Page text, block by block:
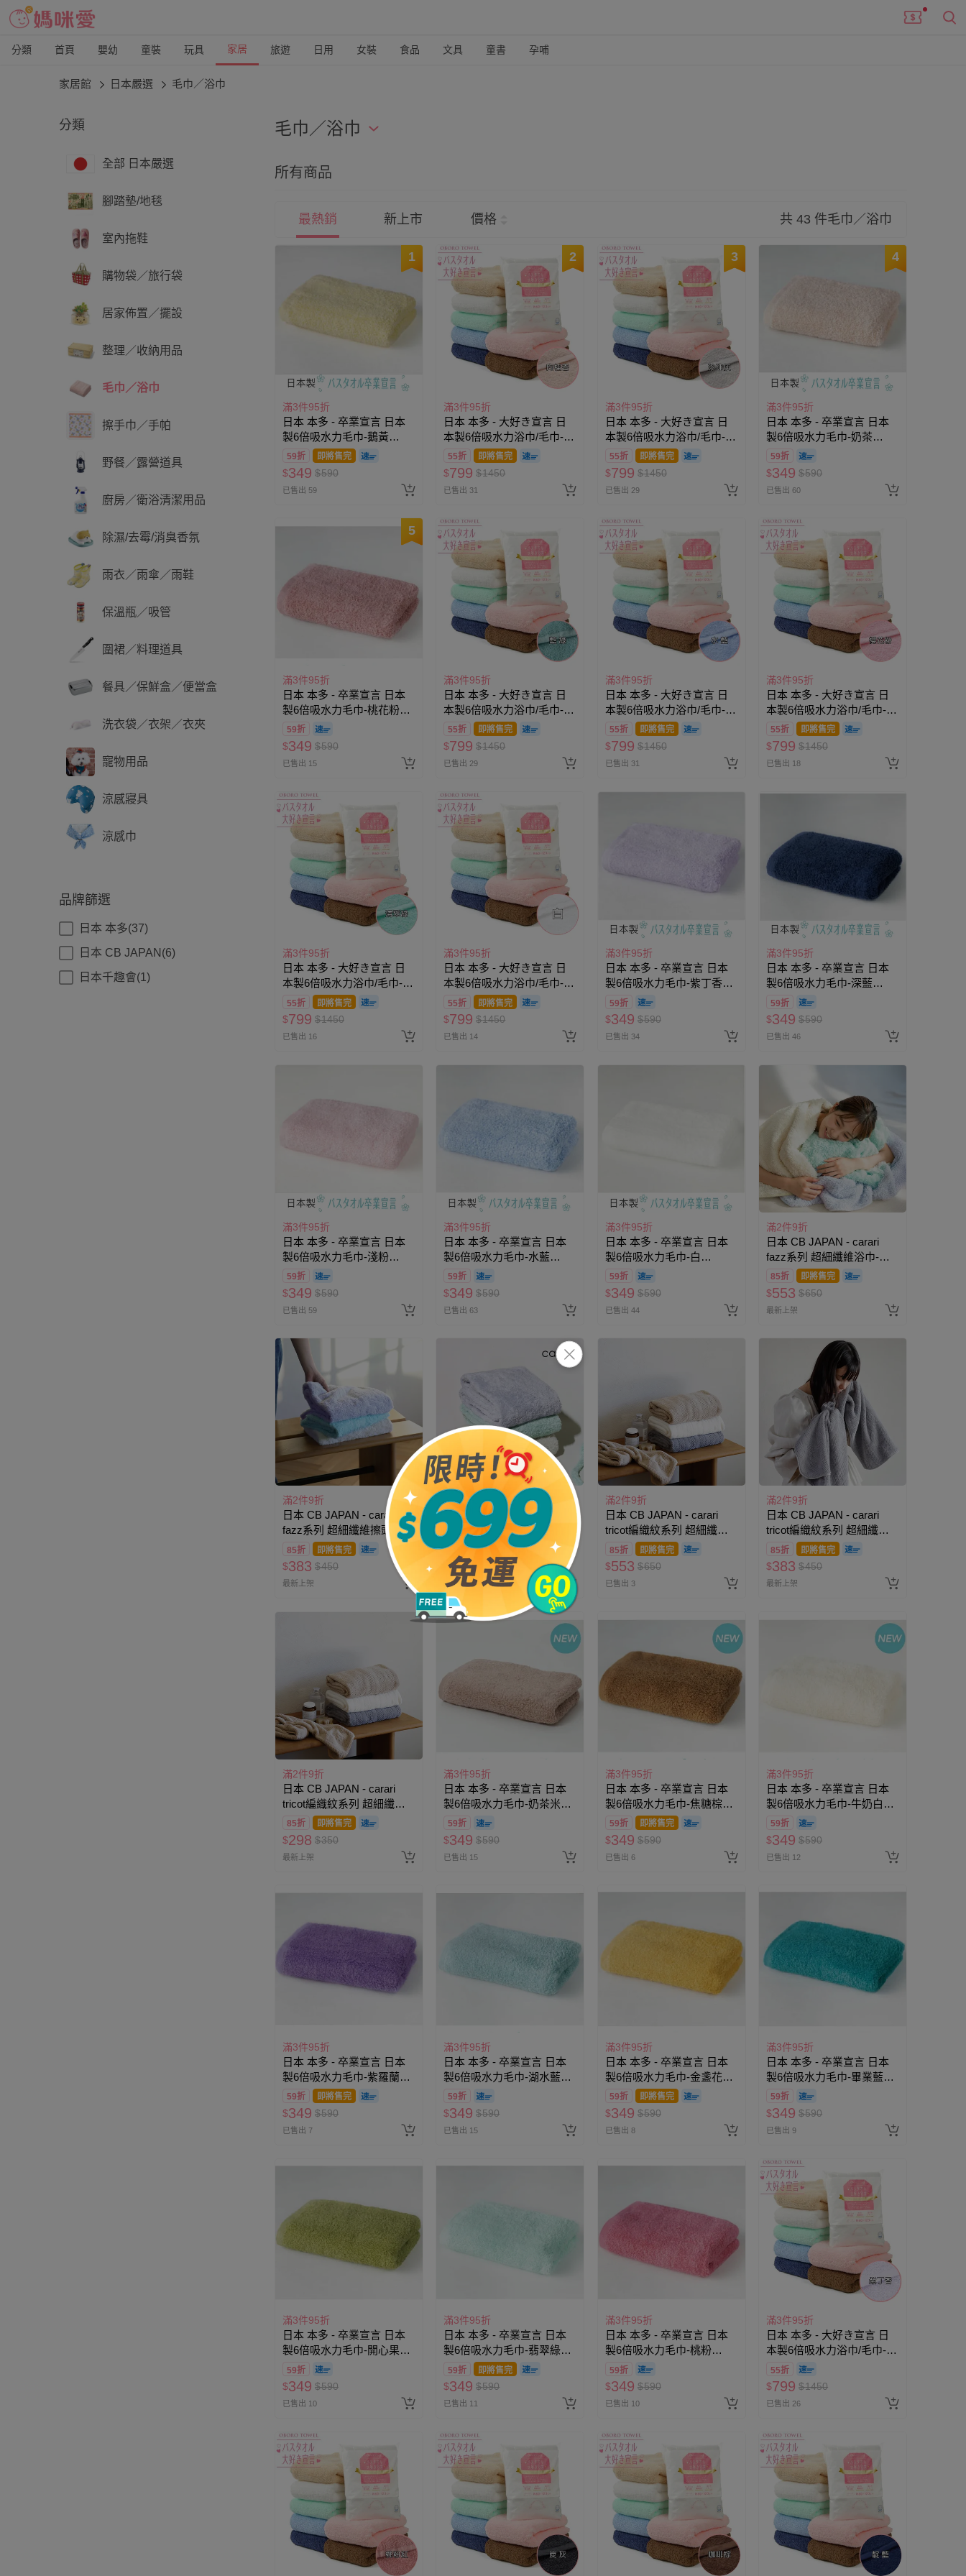
分類 首頁 嬰幼 童裝 玩具 家居 旅遊 日用 女裝 食品 文具 童書 孕哺
家居館 日本嚴選 毛巾／浴巾
分類
全部 日本嚴選
腳踏墊/地毯
室內拖鞋
購物袋／旅行袋
居家佈置／擺設
整理／收納用品
毛巾／浴巾
擦手巾／手帕
野餐／露營道具
廚房／衛浴清潔用品
除濕/去霉/消臭香氛
雨衣／雨傘／雨鞋
保溫瓶／吸管
圍裙／料理道具
餐具／保鮮盒／便當盒
洗衣袋／衣架／衣夾
寵物用品
涼感寢具
涼感巾
品牌篩選
日本 本多(37)
日本 CB JAPAN(6)
日本千趣會(1)
毛巾／浴巾
用過日本毛巾的媽咪都知道，吸水性好親膚性佳！其中今治認證、大阪泉州、奈良等地出品的織品，更可以說是日本紡
織業的集大成，也是品質保證！這邊幫媽咪整理出毛巾、浴巾，天天給家人最棒的呵護！
所有商品
最熱銷 新上市 價格 共 43 件毛巾／浴巾
1
滿3件95折
日本 本多 - 卒業宣言 日本
製6倍吸水力毛巾-鵝黃
(33×100cm)
59折 即將售完
$349 $590
已售出 59
2
滿3件95折
日本 本多 - 大好き宣言 日
本製6倍吸水力浴巾/毛巾-肉
桂杏 (60×120cm)
55折 即將售完
$799 $1450
已售出 31
3
滿3件95折
日本 本多 - 大好き宣言 日
本製6倍吸水力浴巾/毛巾-珍
珠灰 (60×120cm)
55折 即將售完
$799 $1450
已售出 29
4
滿3件95折
日本 本多 - 卒業宣言 日本
製6倍吸水力毛巾-奶茶
(33×100cm)
59折
$349 $590
已售出 60
5
滿3件95折
日本 本多 - 卒業宣言 日本
製6倍吸水力毛巾-桃花粉
(33×100cm)
59折
$349 $590
已售出 15
滿3件95折
日本 本多 - 大好き宣言 日
本製6倍吸水力浴巾/毛巾-藍
綠 (60×120cm)
55折 即將售完
$799 $1450
已售出 29
滿3件95折
日本 本多 - 大好き宣言 日
本製6倍吸水力浴巾/毛巾-水
藍 (60×120cm)
55折 即將售完
$799 $1450
已售出 31
滿3件95折
日本 本多 - 大好き宣言 日
本製6倍吸水力浴巾/毛巾-櫻
花粉 (60×120cm)
55折 即將售完
$799 $1450
已售出 18
滿3件95折
日本 本多 - 大好き宣言 日
本製6倍吸水力浴巾/毛巾-清
翠綠 (60×120cm)
55折 即將售完
$799 $1450
已售出 16
滿3件95折
日本 本多 - 大好き宣言 日
本製6倍吸水力浴巾/毛巾-白
(60×120cm)
55折 即將售完
$799 $1450
已售出 14
滿3件95折
日本 本多 - 卒業宣言 日本
製6倍吸水力毛巾-紫丁香
(33×100cm)
59折
$349 $590
已售出 34
滿3件95折
日本 本多 - 卒業宣言 日本
製6倍吸水力毛巾-深藍
(33×100cm)
59折
$349 $590
已售出 46
滿3件95折
日本 本多 - 卒業宣言 日本
製6倍吸水力毛巾-淺粉
(33×100cm)
59折
$349 $590
已售出 59
滿3件95折
日本 本多 - 卒業宣言 日本
製6倍吸水力毛巾-水藍
(33×100cm)
59折
$349 $590
已售出 63
滿3件95折
日本 本多 - 卒業宣言 日本
製6倍吸水力毛巾-白
(33×100cm)
59折
$349 $590
已售出 44
滿2件9折
日本 CB JAPAN - carari
fazz系列 超細纖維浴巾-
W1200×D600 mm
85折 即將售完
$553 $650
最新上架
滿2件9折
日本 CB JAPAN - carari
fazz系列 超細纖維擦頭巾-
W1000×D400 mm
85折 即將售完
$383 $450
最新上架
滿2件9折
日本 CB JAPAN - carari
fazz系列 超細纖維毛巾-
W800×D300 mm
85折 即將售完
$298 $ 350
最新上架
滿2件9折
日本 CB JAPAN - carari
tricot編織紋系列 超細纖維
浴巾-260g
85折 即將售完
$553 $650
已售出 3
滿2件9折
日本 CB JAPAN - carari
tricot編織紋系列 超細纖維
擦頭巾-160g
85折 即將售完
$383 $450
最新上架
滿2件9折
日本 CB JAPAN - carari
tricot編織紋系列 超細纖維
毛巾-100g
85折 即將售完
$298 $350
最新上架
滿3件95折
日本 本多 - 卒業宣言 日本
製6倍吸水力毛巾-奶茶米
(33×100cm)
59折
$349 $590
已售出 15
滿3件95折
日本 本多 - 卒業宣言 日本
製6倍吸水力毛巾-焦糖棕
(33×100cm)
59折 即將售完
$349 $590
已售出 6
滿3件95折
日本 本多 - 卒業宣言 日本
製6倍吸水力毛巾-牛奶白
(33×100cm)
59折
$349 $590
已售出 12
滿3件95折
日本 本多 - 卒業宣言 日本
製6倍吸水力毛巾-紫羅蘭
(33×100cm)
59折 即將售完
$349 $590
已售出 7
滿3件95折
日本 本多 - 卒業宣言 日本
製6倍吸水力毛巾-湖水藍
(33×100cm)
59折
$349 $590
已售出 15
滿3件95折
日本 本多 - 卒業宣言 日本
製6倍吸水力毛巾-金盞花黃
(33×100cm)
59折 即將售完
$349 $590
已售出 8
滿3件95折
日本 本多 - 卒業宣言 日本
製6倍吸水力毛巾-畢業藍
(33×100cm)
59折
$349 $590
已售出 9
滿3件95折
日本 本多 - 卒業宣言 日本
製6倍吸水力毛巾-開心果綠
(33×100cm)
59折
$349 $590
已售出 10
滿3件95折
日本 本多 - 卒業宣言 日本
製6倍吸水力毛巾-翡翠綠
(33×100cm)
59折 即將售完
$349 $590
已售出 11
滿3件95折
日本 本多 - 卒業宣言 日本
製6倍吸水力毛巾-桃粉
(33×100cm)
59折
$349 $590
已售出 10
滿3件95折
日本 本多 - 大好き宣言 日
本製6倍吸水力浴巾/毛巾-紫
丁香 (60×120cm)
55折
$799 $1450
已售出 26